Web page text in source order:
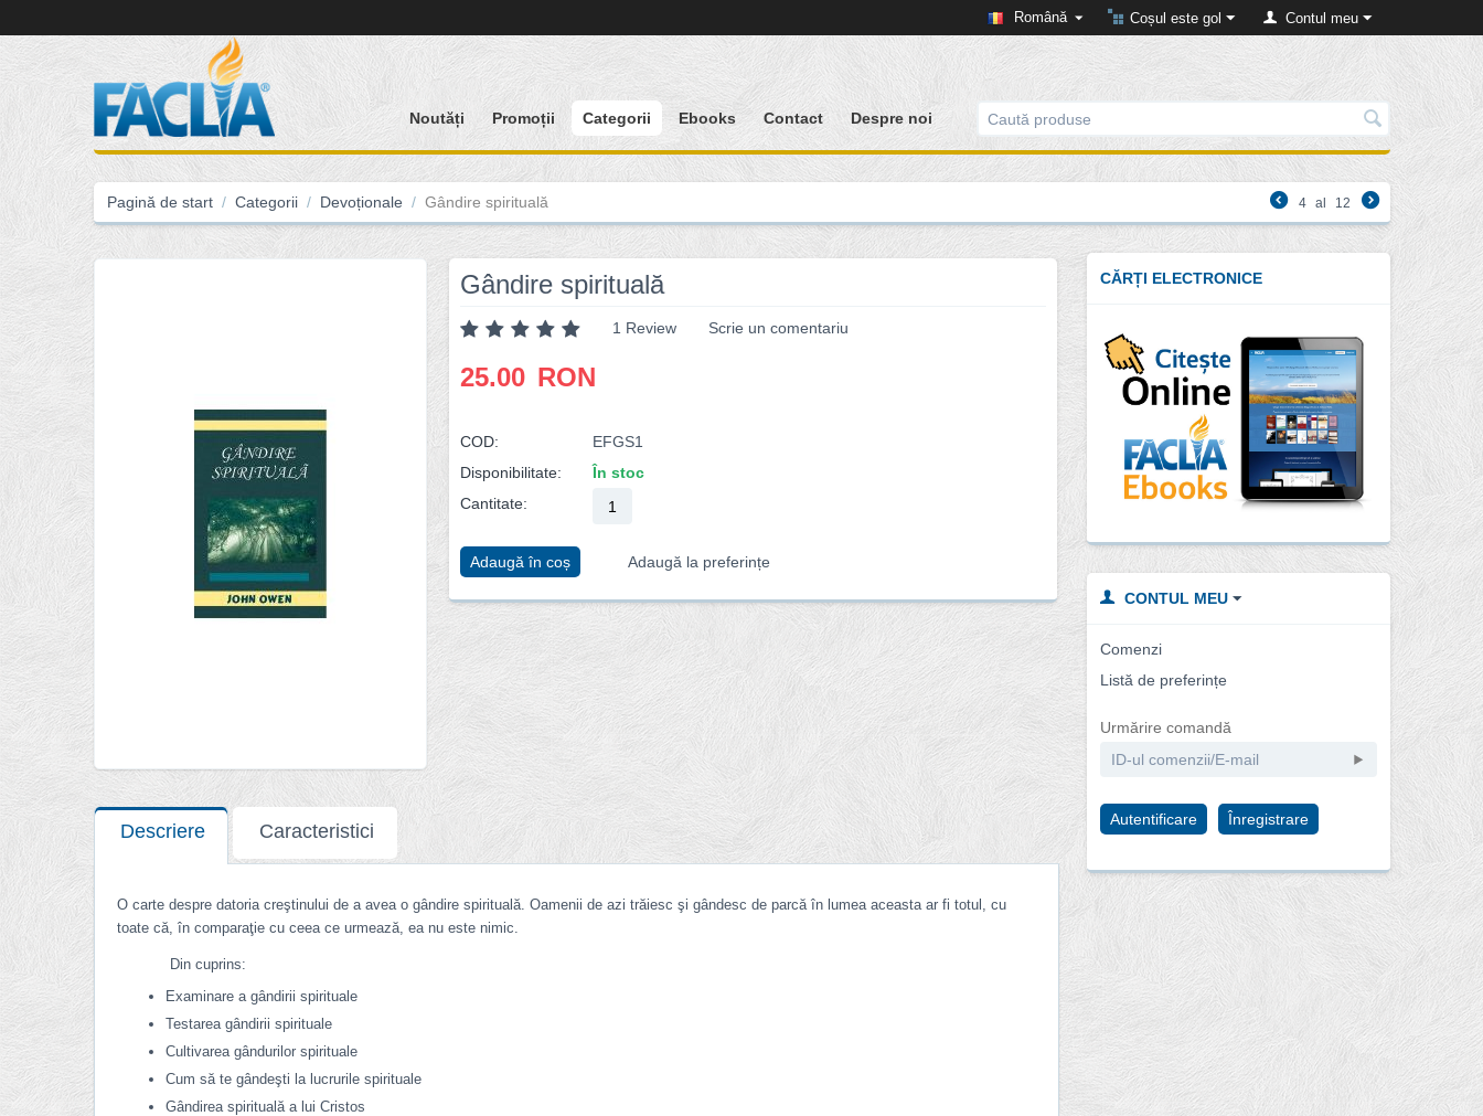
Contul meu
Coșul este gol
Română
Noutăți Promoții Categorii Ebooks Contact Despre noi
Pagină de start / Categorii / Devoționale / Gândire spirituală 4 al 12
Gândire spirituală
1 Review Scrie un comentariu
25.00 RON
COD:
EFGS1
Disponibilitate:
În stoc
Cantitate:
Adaugă în coș Adaugă la preferințe
Descriere Caracteristici
O carte despre datoria creştinului de a avea o gândire spirituală. Oamenii de azi trăiesc şi gândesc de parcă în lumea aceasta ar fi totul, cu
toate că, în comparaţie cu ceea ce urmează, ea nu este nimic.
Din cuprins:
Examinare a gândirii spirituale
Testarea gândirii spirituale
Cultivarea gândurilor spirituale
Cum să te gândeşti la lucrurile spirituale
Gândirea spirituală a lui Cristos
CĂRȚI ELECTRONICE
CONTUL MEU
Comenzi
Listă de preferințe
Urmărire comandă
Autentificare Înregistrare